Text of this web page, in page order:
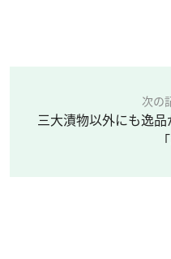
次の
三大漬物以外にも逸